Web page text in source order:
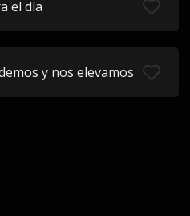
el día
y nos elevamos